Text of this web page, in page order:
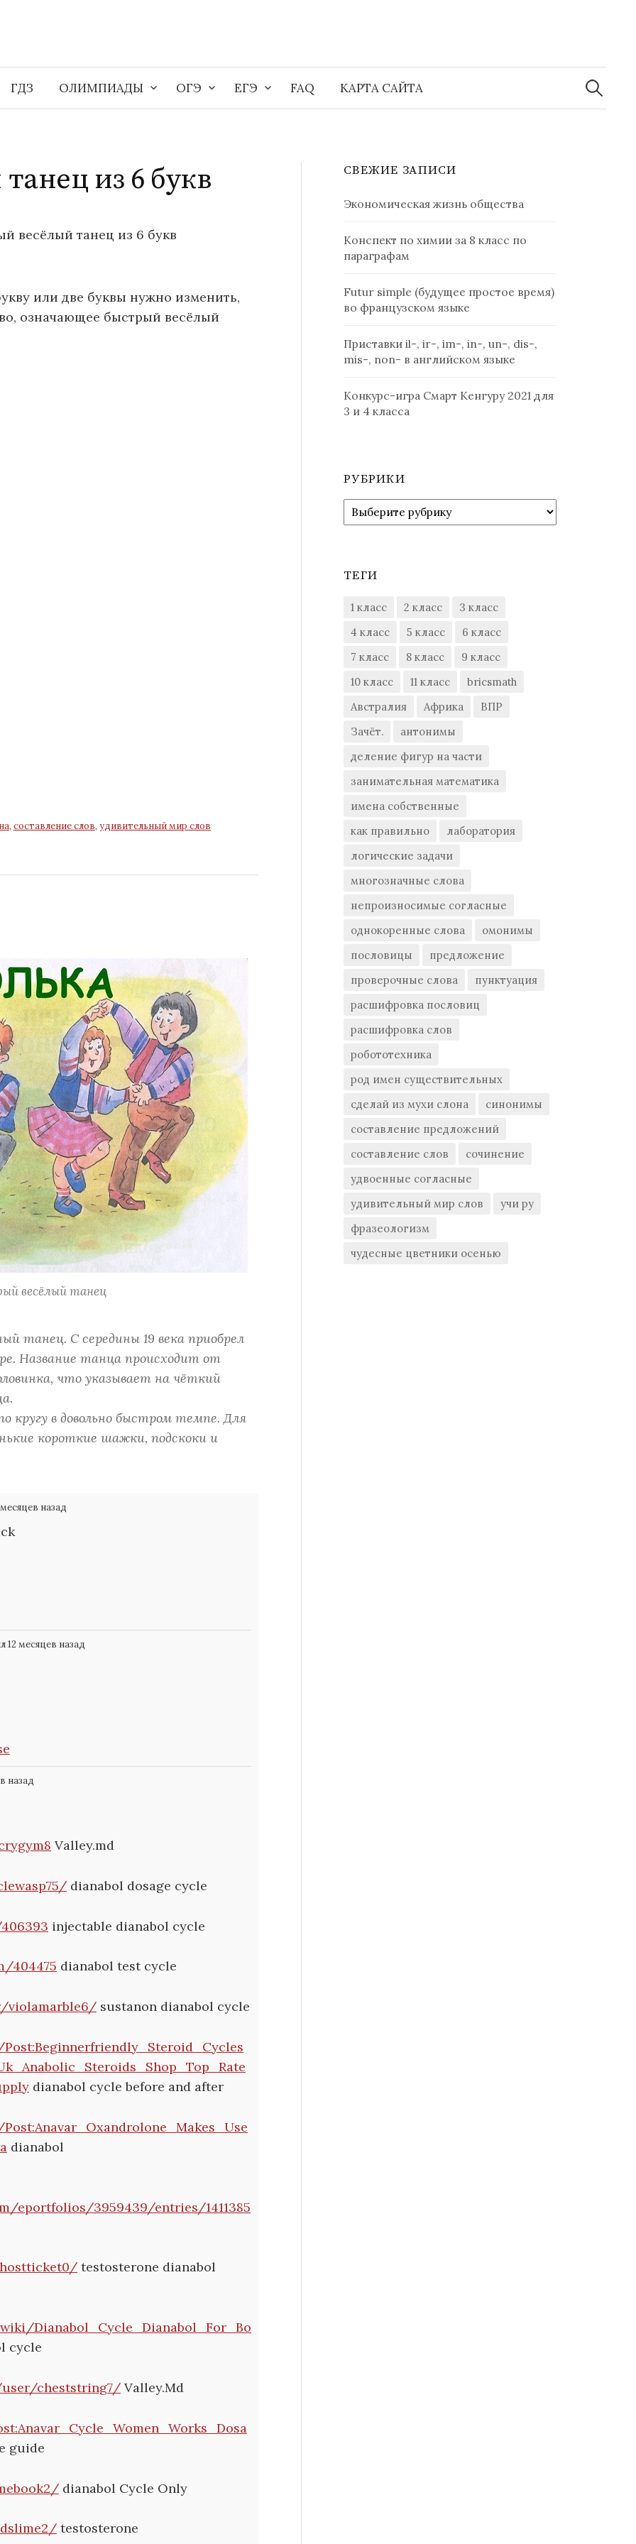
ГДЗ ОЛИМПИАДЫ ОГЭ ЕГЭ FAQ КАРТА САЙТА
Найти:
из 6 букв
весёлый танец из 6 букв
или две буквы нужно изменить,
означающее быстрый весёлый
, составление слов, удивительный мир слов
весёлый танец
танец. С середины 19 века приобрел
Название танца происходит от
что указывает на чёткий
кругу в довольно быстром темпе. Для
короткие шажки, подскоки и
назад
12 месяцев назад
назад
Valley.md
dianabol dosage cycle
injectable dianabol cycle
404475 dianabol test cycle
violamarble6/ sustanon dianabol cycle
dianabol cycle before and after
dianabol
eportfolios/3959439/entries/1411385
testosterone dianabol
Dianabol_Cycle_Dianabol_For_Bo
cycle
cheststring7/ Valley.Md
guide
dianabol Cycle Only
testosterone
СВЕЖИЕ ЗАПИСИ
Экономическая жизнь общества
Конспект по химии за 8 класс по
параграфам
Futur simple (будущее простое время)
во французском языке
Приставки il-, ir-, im-, in-, un-, dis-,
mis-, non- в английском языке
Конкурс-игра Смарт Кенгуру 2021 для
3 и 4 класса
РУБРИКИ
Рубрики
ТЕГИ
1 класс 2 класс
3 класс
4 класс
5 класс
6 класс
7 класс
8 класс
9 класс
10 класс
11 класс
bricsmath
Австралия
Африка
ВПР
Зачёт.
антонимы
деление фигур на части
занимательная математика
имена собственные
как правильно
лаборатория
логические задачи
многозначные слова
непроизносимые согласные
однокоренные слова
омонимы
пословицы
предложение
проверочные слова
пунктуация
расшифровка пословиц
расшифровка слов
робототехника
род имен существительных
сделай из мухи слона
синонимы
составление предложений
составление слов
сочинение
удвоенные согласные
удивительный мир слов
учи ру
фразеологизм
чудесные цветники осенью